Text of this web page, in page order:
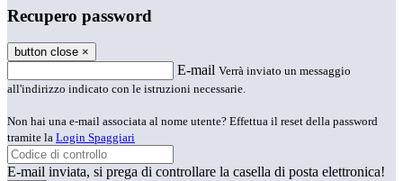
Recupero password
button close ×
E-mail Verrà inviato un messaggio
all'indirizzo indicato con le istruzioni necessarie.
Non hai una e-mail associata al nome utente? Effettua il reset della password
tramite la Login Spaggiari
E-mail inviata, si prega di controllare la casella di posta elettronica!